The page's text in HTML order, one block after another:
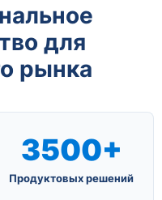
для
рынка
3500+
Продуктовых решений